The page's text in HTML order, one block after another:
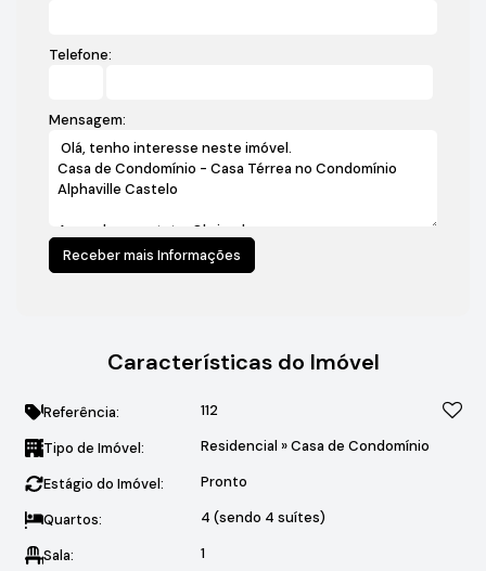
Telefone:
Mensagem:
Características do Imóvel
Referência: 112
Tipo de Imóvel: Residencial »Casa de Condomínio
Estágio do Imóvel: Pronto
Quartos: 4 (sendo 4 suítes)
Sala: 1